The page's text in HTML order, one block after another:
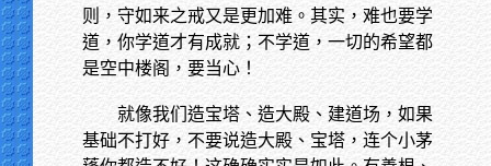
则，守如来之戒又是更加难。其实，难也要学
道，你学道才有成就；不学道，一切的希望都
是空中楼阁，要当心！
就像我们造宝塔、造大殿、建道场，如果
基础不打好，不要说造大殿、宝塔，连个小茅